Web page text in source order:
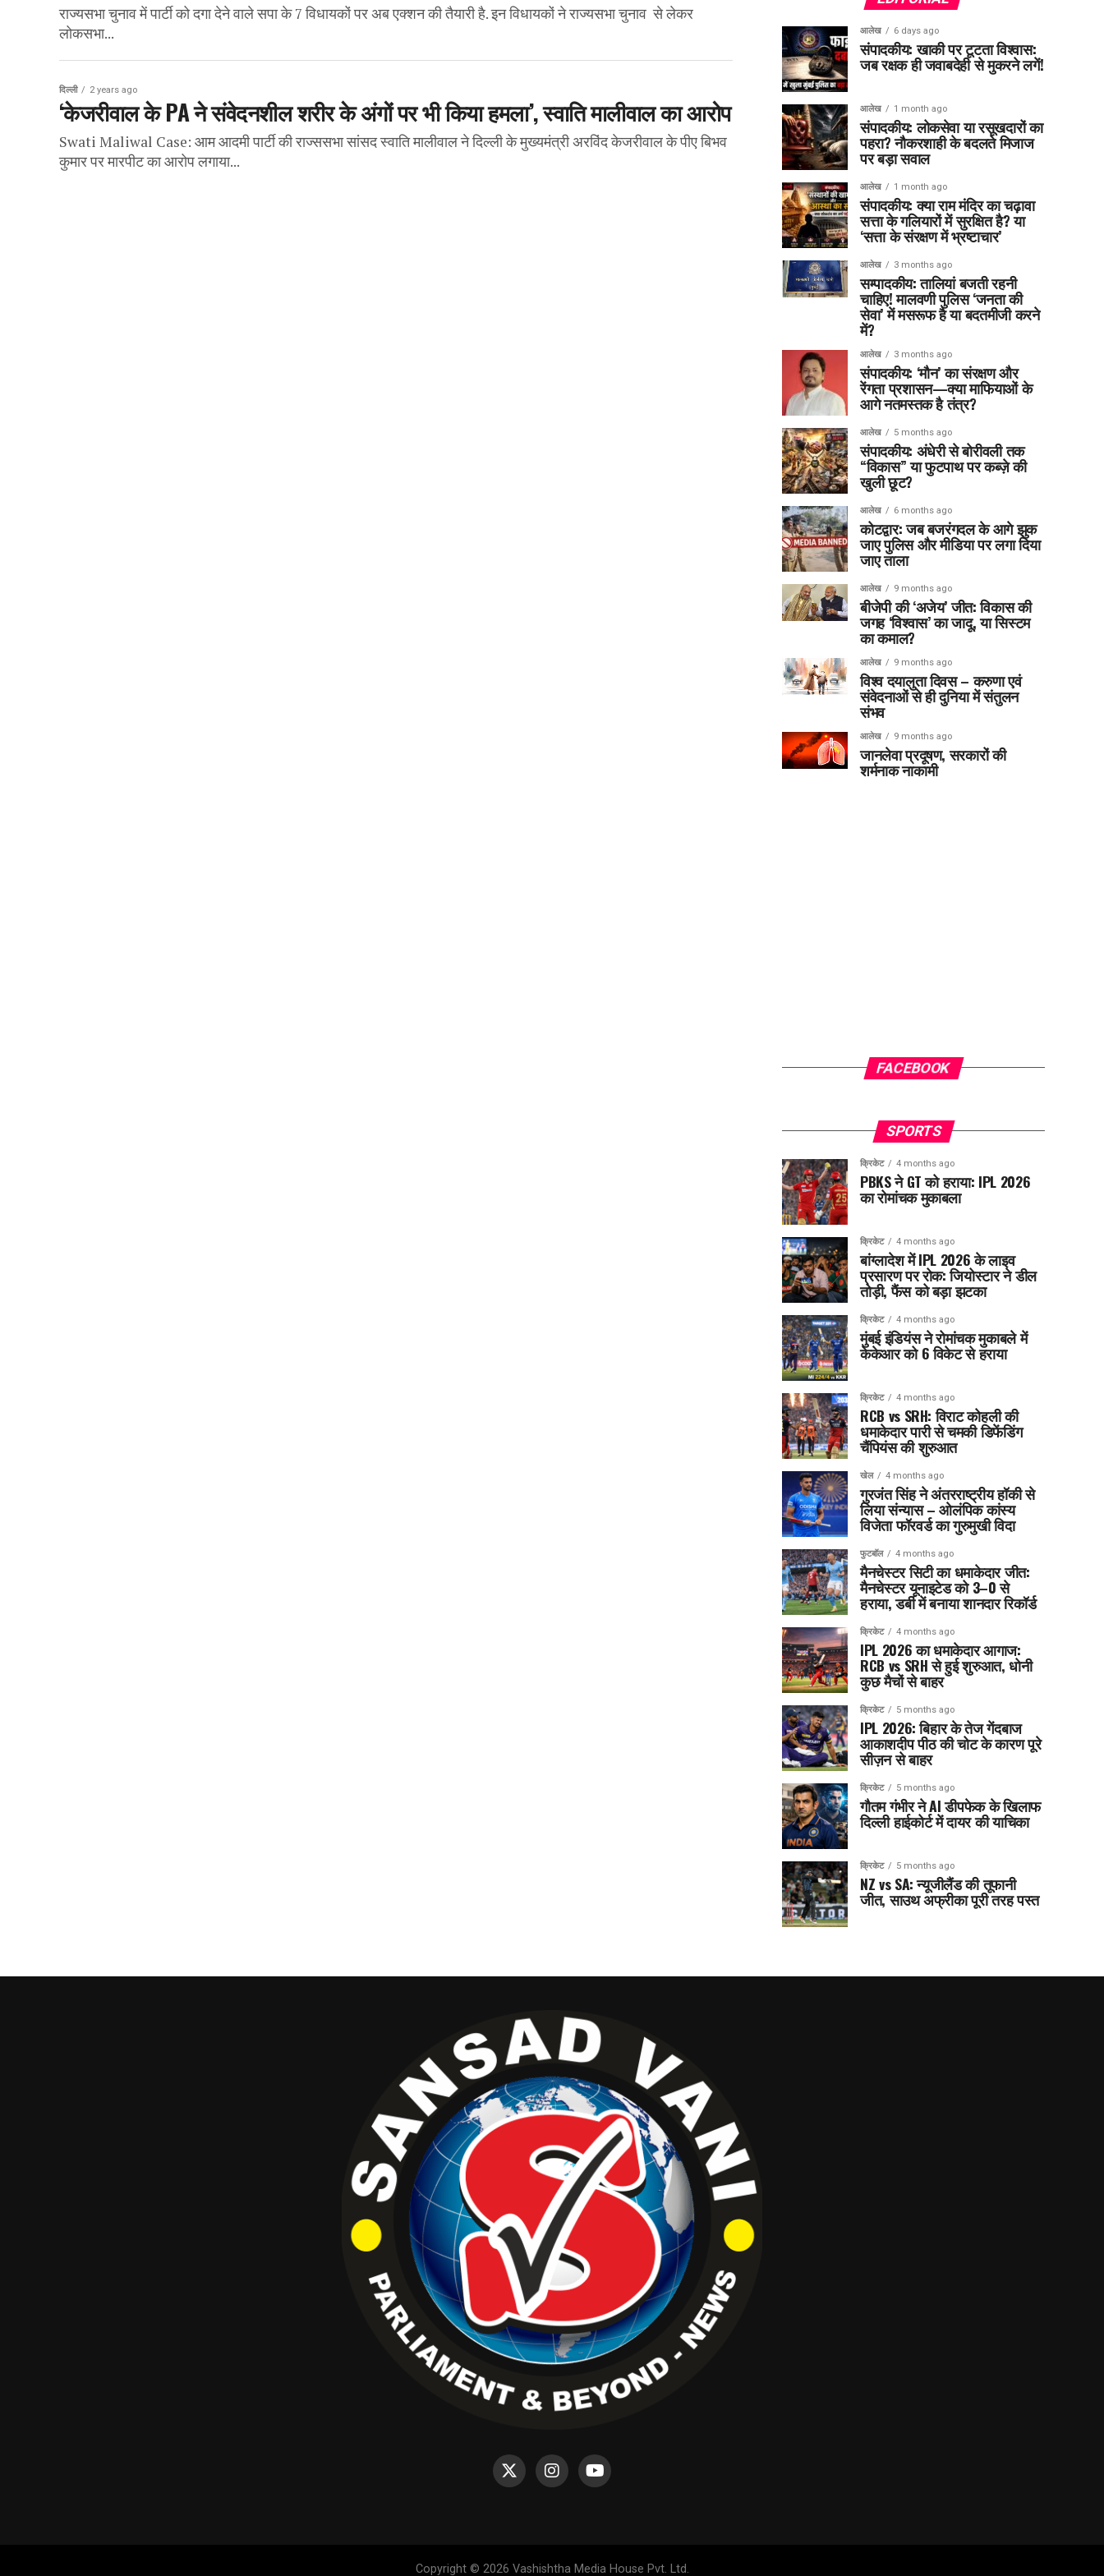
राज्यसभा चुनाव में पार्टी को दगा देने वाले सपा के 7 विधायकों पर अब एक्शन की तैयारी है. इन विधायकों ने राज्यसभा चुनाव से लेकर
लोकसभा...
दिल्ली 2 years ago
‘केजरीवाल के PA ने संवेदनशील शरीर के अंगों पर भी किया हमला’, स्वाति मालीवाल का आरोप
Swati Maliwal Case: आम आदमी पार्टी की राज्ससभा सांसद स्वाति मालीवाल ने दिल्ली के मुख्यमंत्री अरविंद केजरीवाल के पीए बिभव
कुमार पर मारपीट का आरोप लगाया...
आलेख 6 days ago
संपादकीय: खाकी पर टूटता विश्वास:
जब रक्षक ही जवाबदेही से मुकरने लगें!
आलेख 1 month ago
संपादकीय: लोकसेवा या रसूखदारों का
पहरा? नौकरशाही के बदलते मिजाज
पर बड़ा सवाल
आलेख 1 month ago
संपादकीय: क्या राम मंदिर का चढ़ावा
सत्ता के गलियारों में सुरक्षित है? या
‘सत्ता के संरक्षण में भ्रष्टाचार’
आलेख 3 months ago
सम्पादकीय: तालियां बजती रहनी
चाहिए! मालवणी पुलिस ‘जनता की
सेवा’ में मसरूफ है या बदतमीजी करने
में?
आलेख 3 months ago
संपादकीय: ‘मौन’ का संरक्षण और
रेंगता प्रशासन—क्या माफियाओं के
आगे नतमस्तक है तंत्र?
आलेख 5 months ago
संपादकीय: अंधेरी से बोरीवली तक
“विकास” या फुटपाथ पर कब्ज़े की
खुली छूट?
आलेख 6 months ago
कोटद्वार: जब बजरंगदल के आगे झुक
जाए पुलिस और मीडिया पर लगा दिया
जाए ताला
आलेख 9 months ago
बीजेपी की ‘अजेय’ जीत: विकास की
जगह ‘विश्वास’ का जादू, या सिस्टम
का कमाल?
आलेख 9 months ago
विश्व दयालुता दिवस – करुणा एवं
संवेदनाओं से ही दुनिया में संतुलन
संभव
आलेख 9 months ago
जानलेवा प्रदूषण, सरकारों की
शर्मनाक नाकामी
FACEBOOK
SPORTS
क्रिकेट 4 months ago
PBKS ने GT को हराया: IPL 2026
का रोमांचक मुकाबला
क्रिकेट 4 months ago
बांग्लादेश में IPL 2026 के लाइव
प्रसारण पर रोक: जियोस्टार ने डील
तोड़ी, फैंस को बड़ा झटका
क्रिकेट 4 months ago
मुंबई इंडियंस ने रोमांचक मुकाबले में
केकेआर को 6 विकेट से हराया
क्रिकेट 4 months ago
RCB vs SRH: विराट कोहली की
धमाकेदार पारी से चमकी डिफेंडिंग
चैंपियंस की शुरुआत
खेल 4 months ago
गुरजंत सिंह ने अंतरराष्ट्रीय हॉकी से
लिया संन्यास – ओलंपिक कांस्य
विजेता फॉरवर्ड का गुरुमुखी विदा
फुटबॉल 4 months ago
मैनचेस्टर सिटी का धमाकेदार जीत:
मैनचेस्टर यूनाइटेड को 3–0 से
हराया, डर्बी में बनाया शानदार रिकॉर्ड
क्रिकेट 4 months ago
IPL 2026 का धमाकेदार आगाज:
RCB vs SRH से हुई शुरुआत, धोनी
कुछ मैचों से बाहर
क्रिकेट 5 months ago
IPL 2026: बिहार के तेज गेंदबाज
आकाशदीप पीठ की चोट के कारण पूरे
सीज़न से बाहर
क्रिकेट 5 months ago
गौतम गंभीर ने AI डीपफेक के खिलाफ
दिल्ली हाईकोर्ट में दायर की याचिका
क्रिकेट 5 months ago
NZ vs SA: न्यूजीलैंड की तूफानी
जीत, साउथ अफ्रीका पूरी तरह पस्त
Copyright © 2026 Vashishtha Media House Pvt. Ltd.